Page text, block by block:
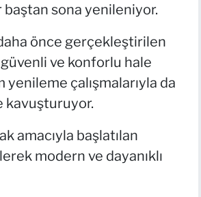
baştan sona yenileniyor.
önce gerçekleştirilen
güvenli ve konforlu hale
çalışmalarıyla da
kavuşturuyor.
amacıyla başlatılan
modern ve dayanıklı